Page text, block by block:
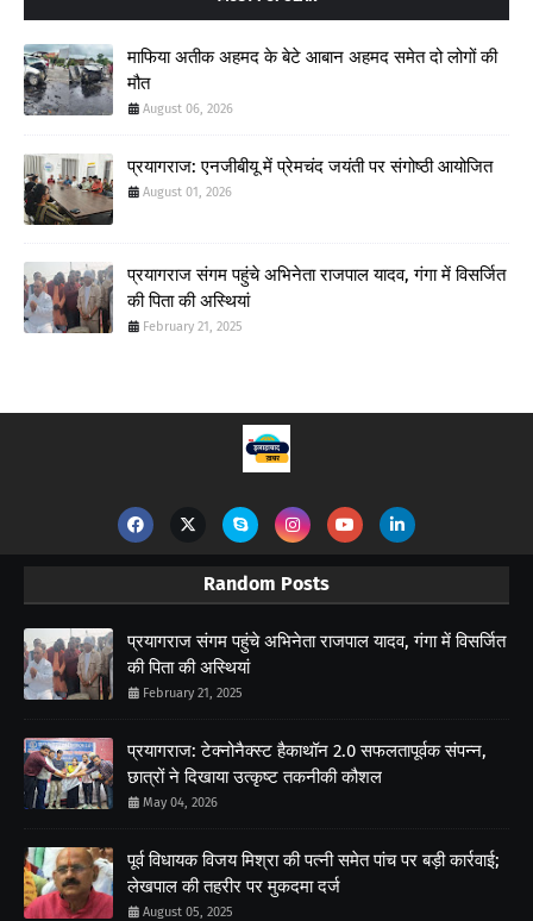
माफिया अतीक अहमद के बेटे आबान अहमद समेत दो लोगों की
मौत
August 06, 2026
प्रयागराज: एनजीबीयू में प्रेमचंद जयंती पर संगोष्ठी आयोजित
August 01, 2026
प्रयागराज संगम पहुंचे अभिनेता राजपाल यादव, गंगा में विसर्जित
की पिता की अस्थियां
February 21, 2025
Random Posts
प्रयागराज संगम पहुंचे अभिनेता राजपाल यादव, गंगा में विसर्जित
की पिता की अस्थियां
February 21, 2025
प्रयागराज: टेक्नोनैक्स्ट हैकाथॉन 2.0 सफलतापूर्वक संपन्न,
छात्रों ने दिखाया उत्कृष्ट तकनीकी कौशल
May 04, 2026
पूर्व विधायक विजय मिश्रा की पत्नी समेत पांच पर बड़ी कार्रवाई;
लेखपाल की तहरीर पर मुकदमा दर्ज
August 05, 2025